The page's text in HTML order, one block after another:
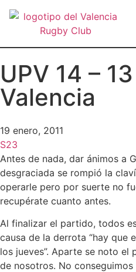
UPV 14 –
Valencia
19 enero, 2011
S23
Antes de nada, dar ánimos a
desgraciada se rompió la
operarle pero por suerte no
recupérate cuanto antes.
Al finalizar el partido, todos
causa de la derrota “hay que
los jueves”. Aparte se noto el
de nosotros. No